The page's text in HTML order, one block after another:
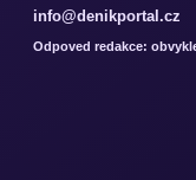
info@denikportal.cz
Odpoved redakce: